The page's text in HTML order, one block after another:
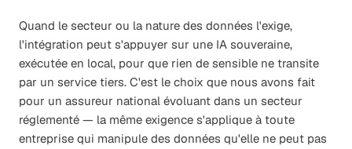
Quand le secteur ou la nature des données l'exige,
l'intégration peut s'appuyer sur une IA souveraine,
exécutée en local, pour que rien de sensible ne transite
par un service tiers. C'est le choix que nous avons fait
pour un assureur national évoluant dans un secteur
réglementé — la même exigence s'applique à toute
entreprise qui manipule des données qu'elle ne peut pas